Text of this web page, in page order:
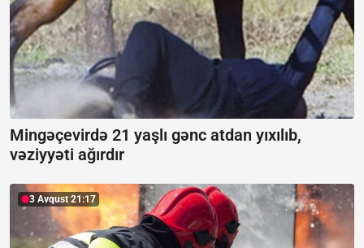
Mingəçevirdə 21 yaşlı gənc atdan yıxılıb,
vəziyyəti ağırdır
3 Avqust 21:17